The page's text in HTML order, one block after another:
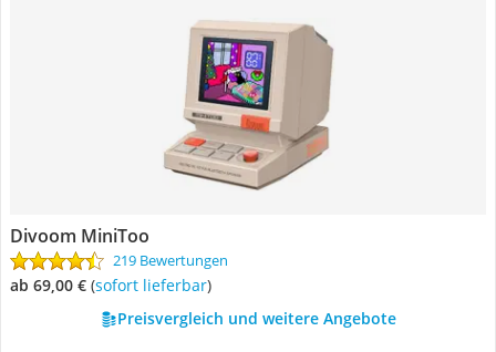
Divoom MiniToo
219 Bewertungen
ab 69,00 € ( Sofort lieferbar)
Preisvergleich und weitere Angebote